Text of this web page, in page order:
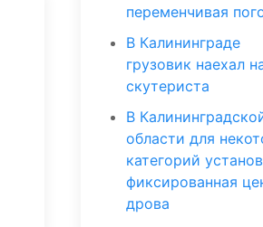
переменчивая
В Калининграде
грузовик наехал
скутериста
В
области для
категорий
фиксированная
дрова